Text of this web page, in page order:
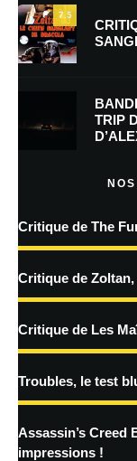
Enregistrer mon
mon prochain
Prévenez-moi de tous
traitées
7.5
TRIP
Critique de The
Critique de
Critique de Les
Troubles, le test
Assassin’s Creed
impressions !